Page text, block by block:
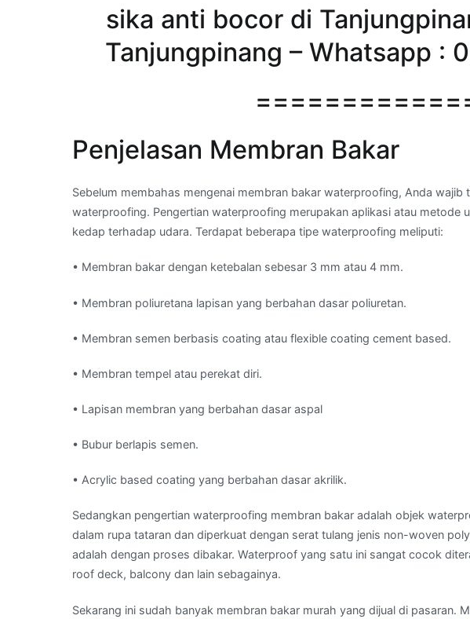
sika anti bocor di
Tanjungpinang – Whatsapp :
Penjelasan Membran Bakar
Sebelum membahas mengenai membran bakar waterproofing, Anda wajib
waterproofing. Pengertian waterproofing merupakan aplikasi atau metode
kedap terhadap udara. Terdapat beberapa tipe waterproofing meliputi:
• Membran bakar dengan ketebalan sebesar 3 mm atau 4 mm.
• Membran poliuretana lapisan yang berbahan dasar poliuretan.
• Membran semen berbasis coating atau flexible coating cement based.
• Membran tempel atau perekat diri.
• Lapisan membran yang berbahan dasar aspal
• Bubur berlapis semen.
• Acrylic based coating yang berbahan dasar akrilik.
Sedangkan pengertian waterproofing membran bakar adalah objek
dalam rupa tataran dan diperkuat dengan serat tulang jenis non-woven
adalah dengan proses dibakar. Waterproof yang satu ini sangat cocok
roof deck, balcony dan lain sebagainya.
Sekarang ini sudah banyak membran bakar murah yang dijual di pasaran.